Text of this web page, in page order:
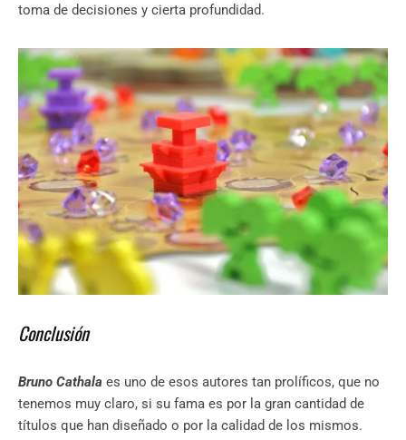
toma de decisiones y cierta profundidad.
Conclusión
Bruno Cathala es uno de esos autores tan prolíficos, que no
tenemos muy claro, si su fama es por la gran cantidad de
títulos que han diseñado o por la calidad de los mismos.